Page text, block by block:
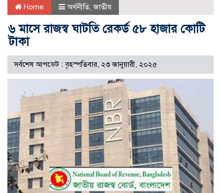
Home অর্থনীতি ,জাতীয়
৬ মাসে রাজস্ব ঘাটতি রেকর্ড ৫৮ হাজার কোটি
টাকা
সর্বশেষ আপডেট : বৃহস্পতিবার, ২৩ জানুয়ারী, ২০২৫